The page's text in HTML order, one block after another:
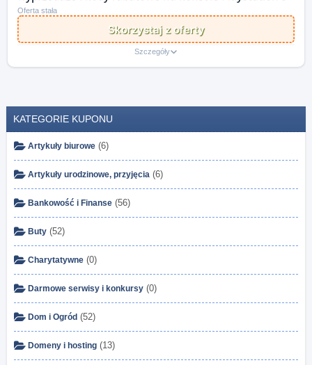
Oferta stała
Skorzystaj z oferty
Szczegóły
KATEGORIE KUPONU
Artykuły biurowe (6)
Artykuły urodzinowe, przyjęcia (6)
Bankowość i Finanse (56)
Buty (52)
Charytatywne (0)
Darmowe serwisy i konkursy (0)
Dom i Ogród (52)
Domeny i hosting (13)